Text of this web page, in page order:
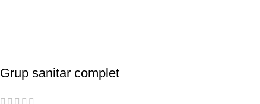
Grup sanitar complet